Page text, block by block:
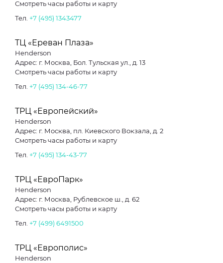
Смотреть часы работы и карту
Тел. +7 (495) 1343477
ТЦ «Ереван Плаза»
Henderson
Адрес: г. Москва, Бол. Тульская ул., д. 13
Смотреть часы работы и карту
Тел. +7 (495) 134-46-77
ТРЦ «Европейский»
Henderson
Адрес: г. Москва, пл. Киевского Вокзала, д. 2
Смотреть часы работы и карту
Тел. +7 (495) 134-43-77
ТРЦ «ЕвроПарк»
Henderson
Адрес: г. Москва, Рублевское ш., д. 62
Смотреть часы работы и карту
Тел. +7 (499) 6491500
ТРЦ «Европолис»
Henderson